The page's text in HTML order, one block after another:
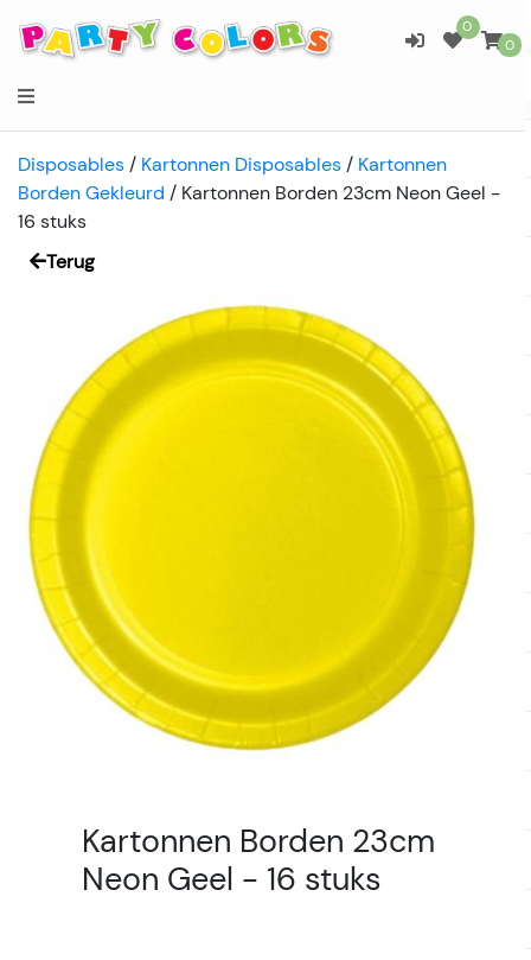
0
0
Disposables / Kartonnen Disposables / Kartonnen
Borden Gekleurd / Kartonnen Borden 23cm Neon Geel -
16 stuks
Terug
Kartonnen Borden 23cm
Neon Geel - 16 stuks